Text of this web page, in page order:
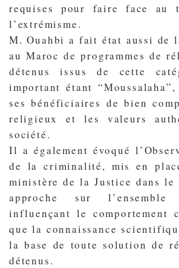
requises pour faire face au
l’extrémisme.
M. Ouahbi a fait état aussi de
au Maroc de programmes de
détenus issus de cette
important étant
ses bénéficiaires de bien
religieux et les valeurs
société.
Il a également évoqué
de la criminalité, mis en
ministère de la Justice dans le
approche sur
influençant le comportement
que la connaissance
la base de toute solution de
détenus.